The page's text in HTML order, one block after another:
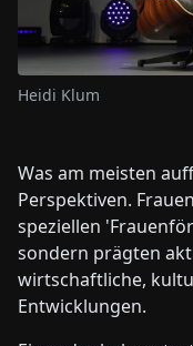
Heidi Klum
Was am meisten
Perspektiven.
speziellen
sondern prägten
wirtschaftliche,
Entwicklungen.